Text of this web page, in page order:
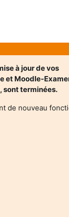
à jour de vos
et Moodle-
sont terminées.
de nouveau